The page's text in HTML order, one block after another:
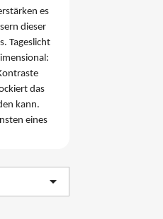
es
dieser
Tageslicht
das
kann.
eines
